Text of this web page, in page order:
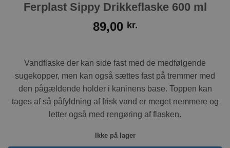
Ferplast Sippy Drikkeflaske 600 ml
89,00 kr.
Vandflaske der kan side fast med de medfølgende
sugekopper, men kan også sættes fast på tremmer med
den pågældende holder i kaninens base. Toppen kan
tages af så påfyldning af frisk vand er meget nemmere og
letter også med rengøring af flasken.
Ikke på lager